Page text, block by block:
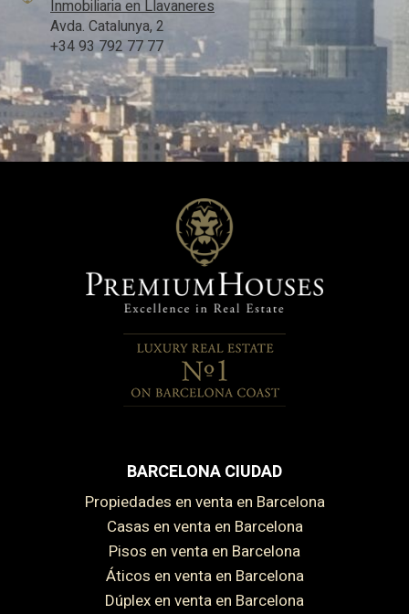
Inmobiliaria en Llavaneres
Avda. Catalunya, 2
+34 93 792 77 77
BARCELONA CIUDAD
Propiedades en venta en Barcelona
Casas en venta en Barcelona
Pisos en venta en Barcelona
Áticos en venta en Barcelona
Dúplex en venta en Barcelona